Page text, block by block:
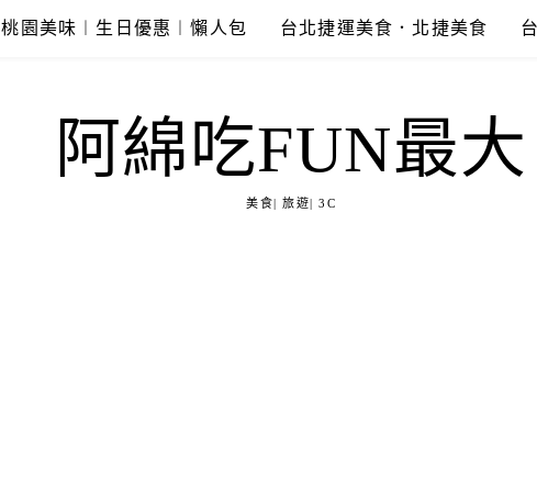
桃園美味︱生日優惠︱懶人包 台北捷運美食．北捷美食
阿綿吃FUN最大
美食| 旅遊| 3C